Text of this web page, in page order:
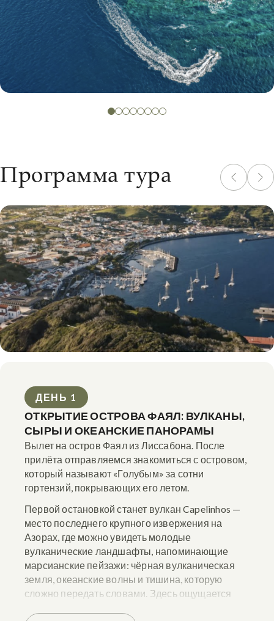
Искупаемся в лавовых бассейнах Бискайтуш
Программа тура
ДЕНЬ 1
ОТКРЫТИЕ ОСТРОВА ФАЯЛ: ВУЛКАНЫ,
СЫРЫ И ОКЕАНСКИЕ ПАНОРАМЫ
Вылет на остров Фаял из Лиссабона. После
прилёта отправляемся знакомиться с островом,
который называют «Голубым» за сотни
гортензий, покрывающих его летом.
Первой остановкой станет вулкан Capelinhos —
место последнего крупного извержения на
Азорах, где можно увидеть молодые
вулканические ландшафты, напоминающие
марсианские пейзажи: чёрная вулканическая
земля, океанские волны и тишина, которую
сложно передать словами. Здесь ощущается